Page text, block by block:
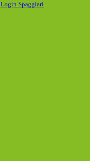
Login Spaggiari